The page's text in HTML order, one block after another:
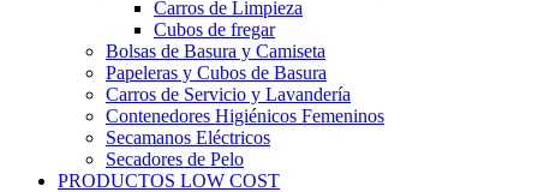
Carros de Limpieza
Cubos de fregar
Bolsas de Basura y Camiseta
Papeleras y Cubos de Basura
Carros de Servicio y Lavandería
Contenedores Higiénicos Femeninos
Secamanos Eléctricos
Secadores de Pelo
PRODUCTOS LOW COST